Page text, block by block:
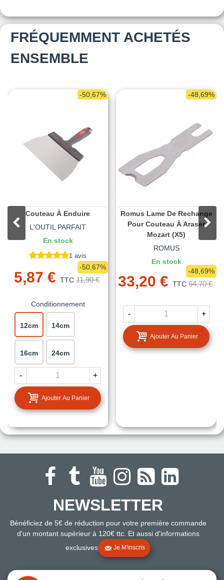
FRÉQUEMMENT ACHETÉS
ENSEMBLE
-50,67%
Couteau À Enduire
L'OUTIL PARFAIT
En stock
1 avis
5,87 € TTC 11,90 €
-50,67%
Conditionnement
12cm 14cm
16cm 24cm
- +
Ajouter Au Panier
-48,69%
Romus Lame De Rechange
Pour Couteau À Araser
Mozart (x5)
ROMUS
En stock
33,20 € TTC 64,70 €
-48,69%
- +
Ajouter Au Panier
NEWSLETTER
Bénéficiez de 5€ de réduction pour votre première commande
d'un montant supérieur à 120€ ttc. Et aussi d'informations
exclusives
Je M'inscris